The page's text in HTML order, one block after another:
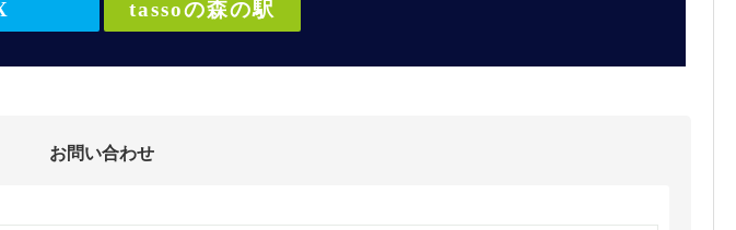
tassoの森の駅
お問い合わせ